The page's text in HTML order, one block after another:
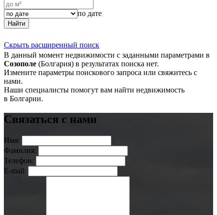
по дате
Найти
Скрыть расширенный поиск
В данный момент недвижимости с заданными параметрами в
Созополе (Болгария) в результатах поиска нет.
Измените параметры поискового запроса или свяжитесь с
нами.
Наши специалисты помогут вам найти недвижимость
в Болгарии.
Связаться с нами
Имя:
Фамилия:
Телефон:
E-mail: